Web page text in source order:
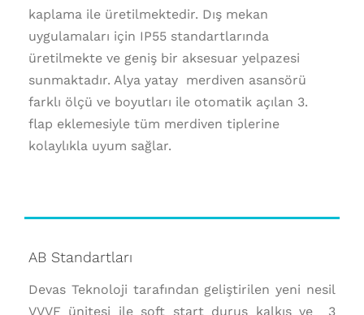
kaplama ile üretilmektedir. Dış mekan
uygulamaları için IP55 standartlarında
üretilmekte ve geniş bir aksesuar yelpazesi
sunmaktadır. Alya yatay merdiven asansörü
farklı ölçü ve boyutları ile otomatik açılan 3.
flap eklemesiyle tüm merdiven tiplerine
kolaylıkla uyum sağlar.
AB Standartları
Devas Teknoloji tarafından geliştirilen yeni nesil
VVVF ünitesi ile soft start duruş kalkış ve 3